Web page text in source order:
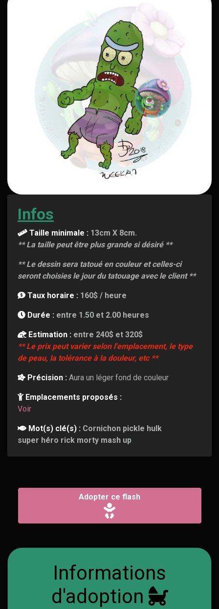
Infos
Taille minimale : 13cm X 8cm.
** La taille peut être plus grande si désiré **
** Le dessin sera tatoué en couleur et celles-ci
seront choisies le jour du tatouage avec le client **
Taux horaire : 160$ / heure
Durée : entre 1.50 et 2.00 heures
Estimation : entre 240$ et 320$
** Le prix peut varier selon l'emplacement, le type
de peau, la tolérance à la douleur, etc **
Précision : Aura un léger fond de couleur
Emplacements proposés :
Voir
Mot(s) clé(s) : Cornichon pickle hulk
super héro rick morty mash up
Adopter ce flash
Informations
d'adoption